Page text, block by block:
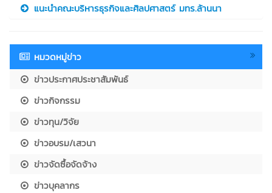
แนะนำคณะบริหารธุรกิจและศิลปศาสตร์ มทร.ล้านนา
หมวดหมู่ข่าว
ข่าวประกาศประชาสัมพันธ์
ข่าวกิจกรรม
ข่าวทุน/วิจัย
ข่าวอบรม/เสวนา
ข่าวจัดซื้อจัดจ้าง
ข่าวบุคลากร